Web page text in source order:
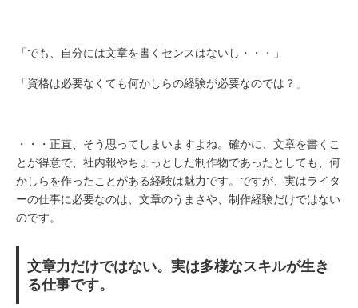
「でも、自分には文章を書くセンスはないし・・・」
「資格は必要なくても何かしらの経験が必要なのでは？」
・・・正直、そう思ってしまいますよね。確かに、文章を書くこ
とが得意で、社内報やちょっとした制作物であったとしても、何
かしらを作ったことがある経験は魅力です。ですが、実はライタ
ーの仕事に必要なのは、文章のうまさや、制作経験だけではない
のです。
文章力だけではない。実は多様なスキルが生き
る仕事です。